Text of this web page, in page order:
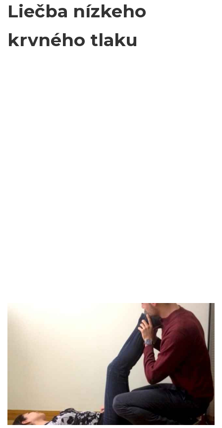
Liečba nízkeho
krvného tlaku